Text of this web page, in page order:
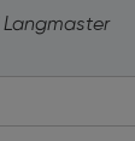
Langmaster